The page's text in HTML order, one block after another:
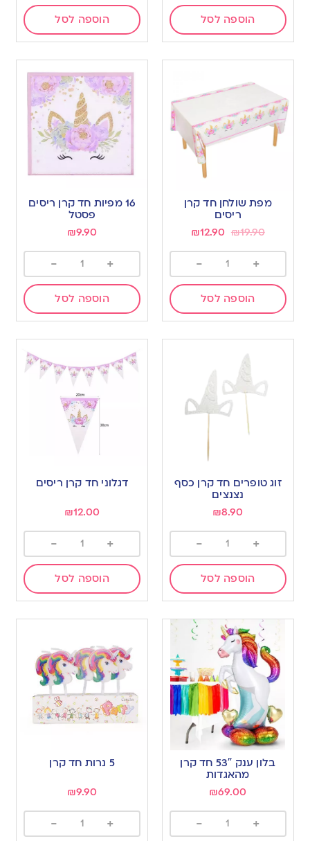
הוספה לסל הוספה לסל
מפת שולחן חד קרן
ריסים
₪19.90
₪12.90
+
-
הוספה לסל
16 מפיות חד קרן ריסים
פסטל
₪9.90
+
-
הוספה לסל
זוג טופרים חד קרן כסף
נצנצים
₪8.90
+
-
הוספה לסל
דגלוני חד קרן ריסים
₪12.00
+
-
הוספה לסל
בלון ענק 53″ חד קרן
מהאגדות
₪69.00
+
-
5 נרות חד קרן
₪9.90
+
-